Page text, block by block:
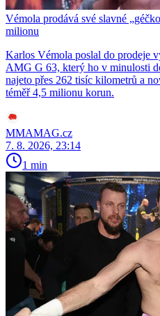
Vémola prodává své slavné
milionu
Karlos Vémola poslal do prodeje
AMG G 63, který ho v minulosti
najeto přes 262 tisíc kilometrů a
téměř 4,5 milionu korun.
MMAMAG.cz
7. 8. 2026, 23:14
1 min